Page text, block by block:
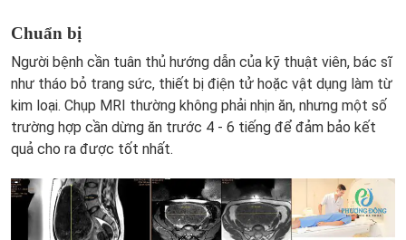
Chuẩn bị
Người bệnh cần tuân thủ hướng dẫn của kỹ thuật viên, bác sĩ
như tháo bỏ trang sức, thiết bị điện tử hoặc vật dụng làm từ
kim loại. Chụp MRI thường không phải nhịn ăn, nhưng một số
trường hợp cần dừng ăn trước 4 - 6 tiếng để đảm bảo kết
quả cho ra được tốt nhất.